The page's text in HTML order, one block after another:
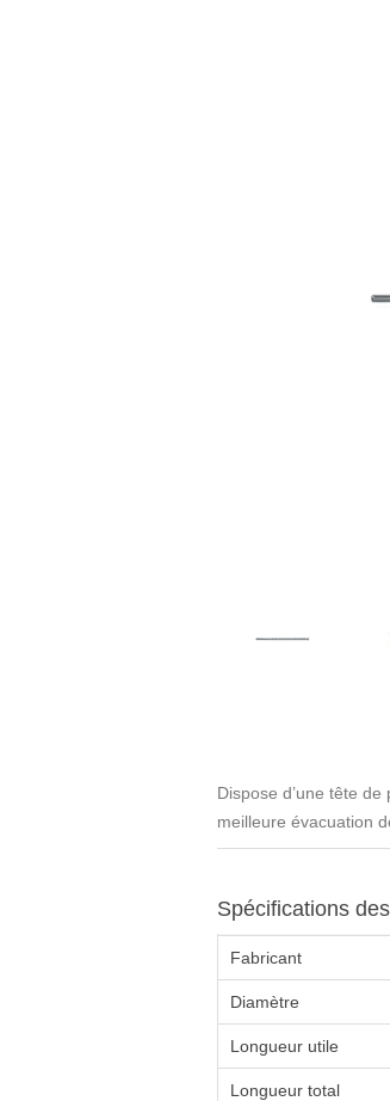
Dispose d’une tête
meilleure évacuation
Spécifications
Fabricant
Diamètre
Longueur utile
Longueur total